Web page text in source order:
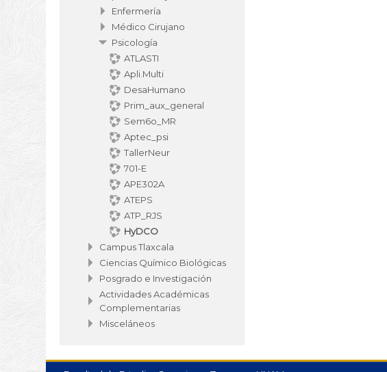
Enfermería
Médico Cirujano
Psicología
ATLASTI
Apli.Multi
DesaHumano
Prim_aux_general
Sem6o_MR
Aptec_psi
TallerNeur
701-E
APE302A
ATEPS
ATP_RJS
HyDCO
Campus Tlaxcala
Ciencias Químico Biológicas
Posgrado e Investigación
Actividades Académicas
Complementarias
Misceláneos